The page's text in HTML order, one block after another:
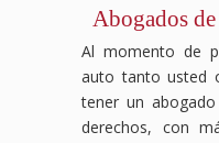
la
y
las
pueden
daños
vehículo
y
cualquier
otra
Abogados
Al momento de
auto tanto usted
tener un
derechos, con